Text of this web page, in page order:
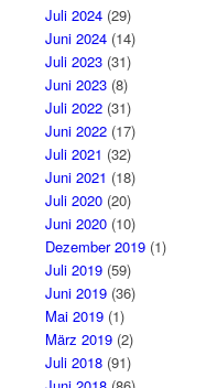
Juli 2024(29)
Juni 2024(14)
Juli 2023(31)
Juni 2023(8)
Juli 2022(31)
Juni 2022(17)
Juli 2021 (32)
Juni 2021 (18)
Juli 2020(20)
Juni 2020(10)
Dezember 2019(1)
Juli 2019(59)
Juni 2019(36)
Mai 2019(1)
März 2019(2)
Juli 2018(91)